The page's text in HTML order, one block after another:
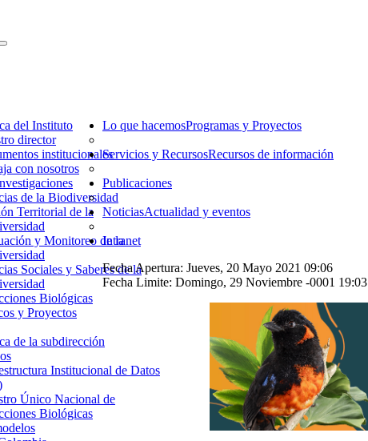
del Instituto
director
institucionales
con nosotros
Lo que hacemosProgramas y Proyectos
de la Biodiversidad
Territorial de la
y Monitoreo de la
Sociales y Saberes de la
Biológicas
y Proyectos
de la subdirección
Servicios y RecursosRecursos de información
Institucional de Datos
Único Nacional de
Biológicas
Publicaciones
NoticiasActualidad y eventos
Intranet
Fecha Apertura: Jueves, 20 Mayo 2021 09:06
Fecha Limite: Domingo, 29 Noviembre -0001 19:03